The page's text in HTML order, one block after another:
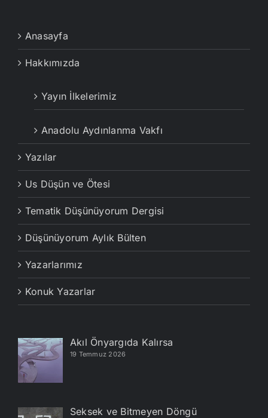
Anasayfa
Hakkımızda
Yayın İlkelerimiz
Anadolu Aydınlanma Vakfı
Yazılar
Us Düşün ve Ötesi
Tematik Düşünüyorum Dergisi
Düşünüyorum Aylık Bülten
Yazarlarımız
Konuk Yazarlar
Akıl Önyargıda Kalırsa
19 Temmuz 2026
Seksek ve Bitmeyen Döngü